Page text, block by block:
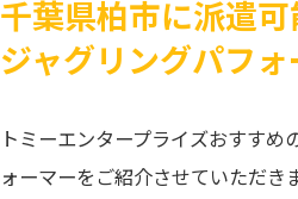
千葉県柏市に派遣
ジャグリングパフ
トミーエンタープライズおすすめ
ォーマーをご紹介させていただき